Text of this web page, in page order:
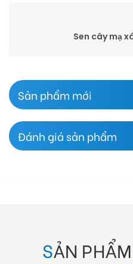
Sen cây mạ
Sản phẩm mới
Đánh giá sản phẩm
SẢN